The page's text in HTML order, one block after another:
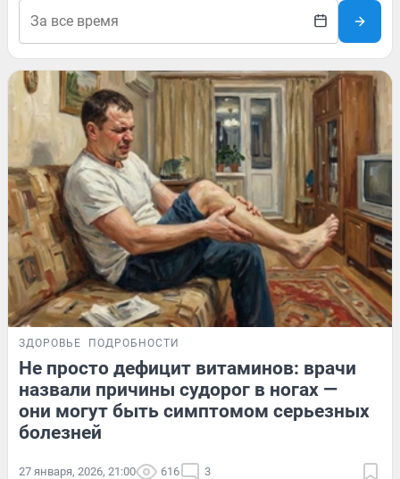
ЗДОРОВЬЕ ПОДРОБНОСТИ
Не просто дефицит витаминов: врачи
назвали причины судорог в ногах —
они могут быть симптомом серьезных
болезней
27 января, 2026, 21:00 616 3